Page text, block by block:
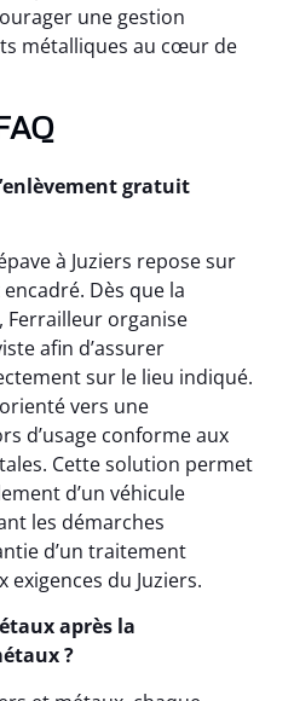
une gestion
métalliques au cœur de
gratuit
à Juziers repose sur
Dès que la
Ferrailleur organise
afin d’assurer
sur le lieu indiqué.
vers une
d’usage conforme aux
Cette solution permet
d’un véhicule
les démarches
d’un traitement
du Juziers.
après la
?